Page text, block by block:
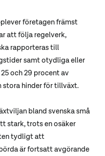
företagen främst
att följa regelverk,
rapporteras till
samt otydliga eller
och 29 procent av
stora hinder för tillväxt.
bland svenska små
stark, trots en osäker
tydligt att
är fortsatt avgörande